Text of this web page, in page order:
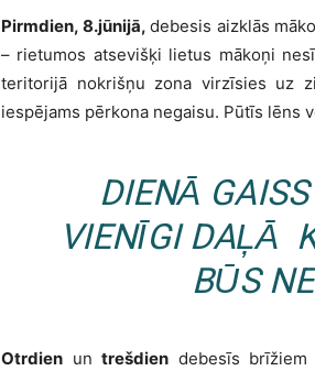
Pirmdien, 8.jūnijā, debesis aizklās
– rietumos atsevišķi lietus mākoņi
teritorijā nokrišņu zona virzīsies uz
iespējams pērkona negaisu. Pūtīs lēns
DIENĀ
VIENĪGI DAĻĀ
BŪS
Otrdien un trešdien debesīs brīžiem